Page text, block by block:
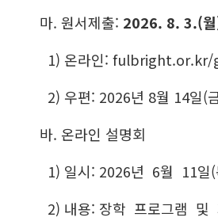
마. 원서제출: 2026. 8. 3.(
1) 온라인: fulbright.or.kr/
2) 우편: 2026년 8월 14일(
바. 온라인 설명회
1) 일시: 2026년 6월 11일
2) 내용: 장학 프로그램 및